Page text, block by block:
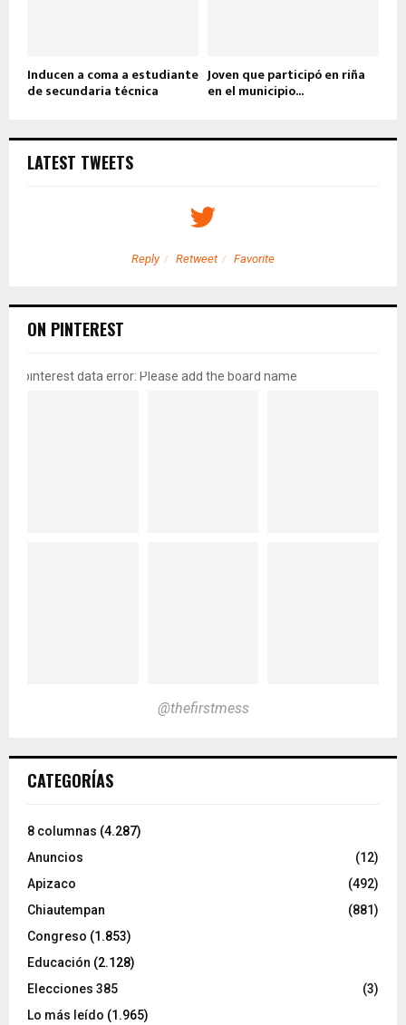
Inducen a coma a estudiante
de secundaria técnica
Joven que participó en riña
en el municipio...
LATEST TWEETS
Reply Retweet Favorite
ON PINTEREST
pinterest data error: Please add the board name
@thefirstmess
CATEGORÍAS
8 columnas (4.287)
Anuncios
(12)
Apizaco
(492)
Chiautempan
(881)
Congreso (1.853)
Educación (2.128)
Elecciones 385
(3)
Lo más leído (1.965)